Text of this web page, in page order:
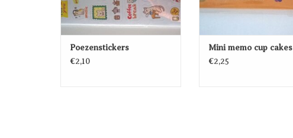
Poezenstickers
€2,10
Mini memo cup cakes
€2,25